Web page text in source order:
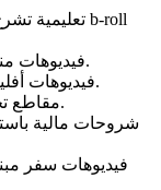
فيديوهات منتجات تُظهر حالات الاستخدام دون مقدّم.
فيديوهات أفلييت تقارن بين المشكلة والفائدة والأمثلة.
مقاطع تحفيزية مع مرئيات أجوائية وتعليق صوتي.
شروحات مالية
فيديوهات سفر